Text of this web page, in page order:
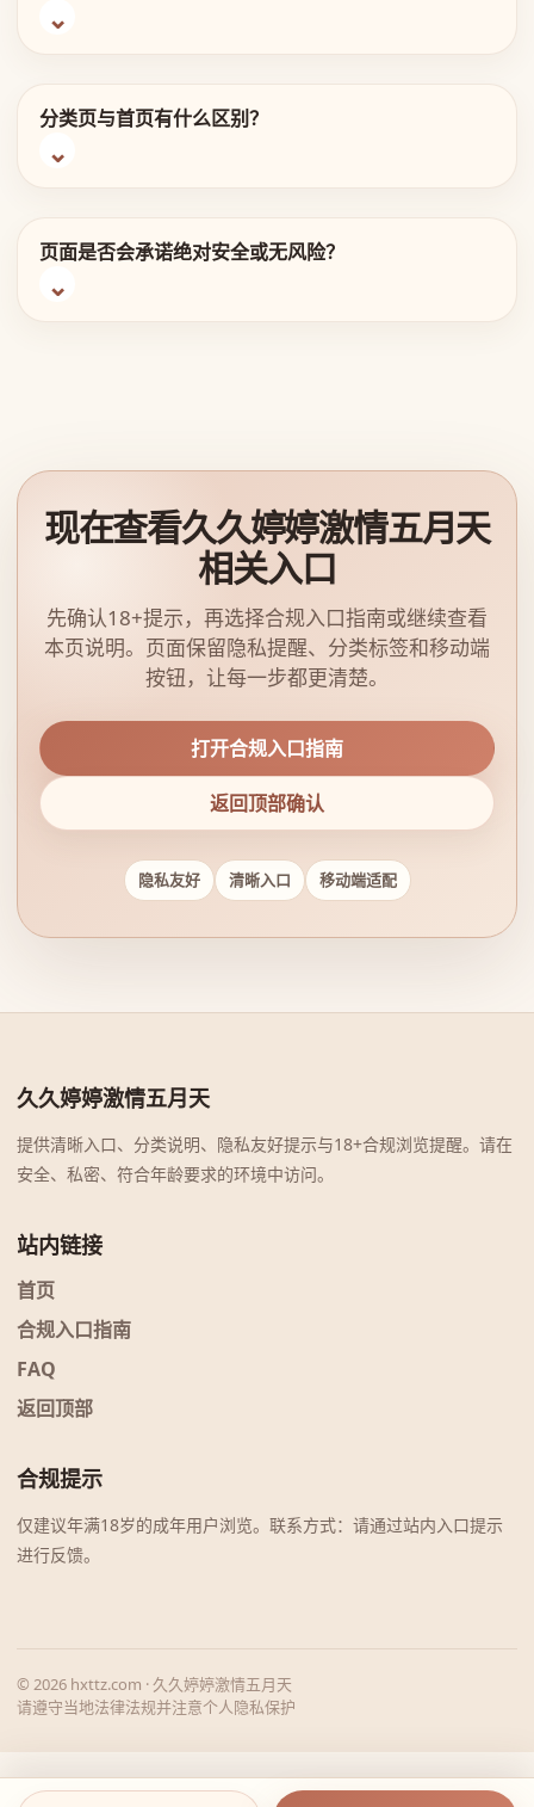
分类页与首页有什么区别？
页面是否会承诺绝对安全或无风险？
现在查看久久婷婷激情五月天
相关入口
先确认18+提示，再选择合规入口指南或继续查看
本页说明。页面保留隐私提醒、分类标签和移动端
按钮，让每一步都更清楚。
打开合规入口指南
返回顶部确认
隐私友好 清晰入口 移动端适配
久久婷婷激情五月天
提供清晰入口、分类说明、隐私友好提示与18+合规浏览提醒。请在
安全、私密、符合年龄要求的环境中访问。
站内链接
首页
合规入口指南
FAQ
返回顶部
合规提示
仅建议年满18岁的成年用户浏览。联系方式：请通过站内入口提示
进行反馈。
© 2026 hxttz.com · 久久婷婷激情五月天
请遵守当地法律法规并注意个人隐私保护